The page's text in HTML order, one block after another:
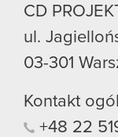
CD
ul.
03-301
Kontakt
+48 22